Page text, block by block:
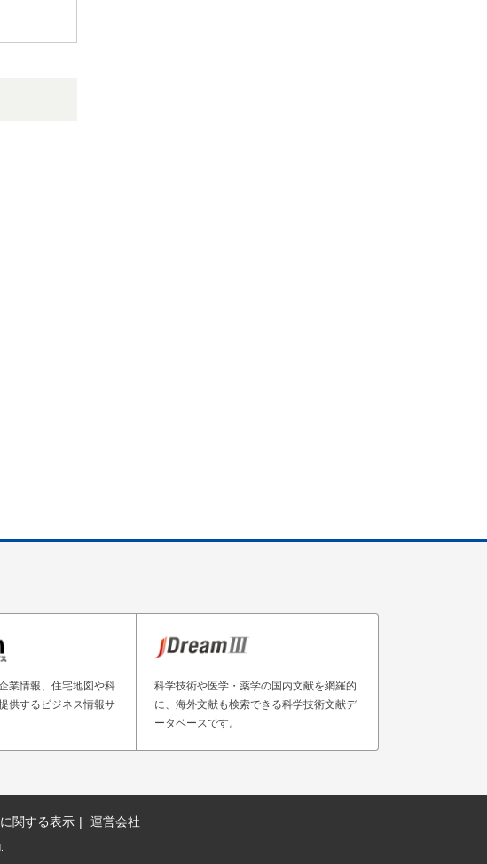
業情報、住宅地図や科
供するビジネス情報サ
科学技術や医学・薬学の国内文献を網羅的
に、海外文献も検索できる科学技術文献デ
ータベースです。
関する表示 運営会社